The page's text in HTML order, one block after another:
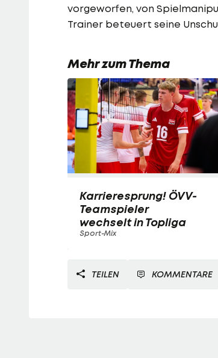
vorgeworfen, von
Trainer beteuert seine
Mehr zum Thema
Karrieresprung! ÖVV-
Teamspieler
wechselt in Topliga
Sport-Mix
TEILEN KOMMENTARE